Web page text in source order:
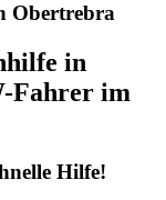
Obertrebra
in
Fahrer im
Hilfe!